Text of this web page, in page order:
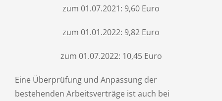
zum 01.07.2021: 9,60 Euro
zum 01.01.2022: 9,82 Euro
zum 01.07.2022: 10,45 Euro
Eine Überprüfung und Anpassung der
bestehenden Arbeitsverträge ist auch bei